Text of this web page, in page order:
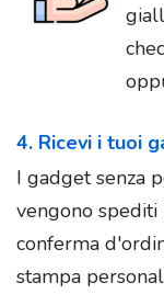
4. Ricevi i tuoi
I gadget senza
vengono
conferma
stampa